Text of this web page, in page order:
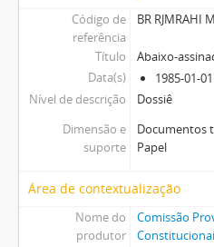
Código de
referência
BR RJMRAHI
Título
Abaixo-
Data(s)
1985-01-
Nível de descrição
Dossiê
Dimensão e
suporte
Documentos
Papel
Área de contextualização
Nome do
produtor
Comissão